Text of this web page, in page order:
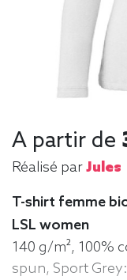
A partir de
Réalisé parJules
T-shirt femme
LSL women
140 g/m², 100%
spun, Sport